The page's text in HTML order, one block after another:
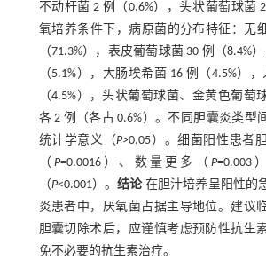
不动杆菌 2 例（0.6%），头状葡萄球菌
氧培养条件下，病原菌的分布特征：无
（71.3%），表皮葡萄球菌 30 例（8.4%
（5.1%），大肠埃希菌 16 例（4.5%）
（4.5%），头状葡萄球菌、金黄色葡萄
各 2 例（各占 0.6%）。不同胆囊炎类型
统计学意义（P>0.05）。细菌阳性患者
（ P=0.0016）、数量更多（ P=0.003
（P<0.001）。结论在胆汁培养呈阳性的
炎患者中，厌氧菌占据主导地位。建议
胆囊切除术后，应谨慎考虑预防性抗生
免不必要的抗生素治疗。